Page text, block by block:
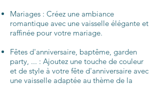
Mariages : Créez une ambiance
romantique avec une vaisselle élégante et
raffinée pour votre mariage.
Fêtes d'anniversaire, baptême, garden
party, ... : Ajoutez une touche de couleur
et de style à votre fête d'anniversaire avec
une vaisselle adaptée au thème de la